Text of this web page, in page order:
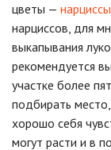
цветы — нарциссы
нарциссов, для
выкапывания
рекомендуется
участке более
подбирать
хорошо себя
могут расти и в